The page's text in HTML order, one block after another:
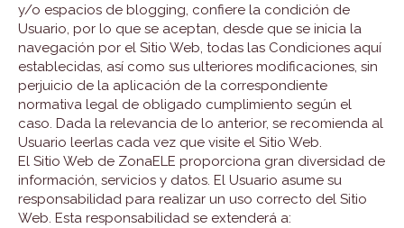
y/o espacios de blogging, confiere la condición de
Usuario, por lo que se aceptan, desde que se inicia la
navegación por el Sitio Web, todas las Condiciones aquí
establecidas, así como sus ulteriores modificaciones, sin
perjuicio de la aplicación de la correspondiente
normativa legal de obligado cumplimiento según el
caso. Dada la relevancia de lo anterior, se recomienda al
Usuario leerlas cada vez que visite el Sitio Web.
El Sitio Web de ZonaELE proporciona gran diversidad de
información, servicios y datos. El Usuario asume su
responsabilidad para realizar un uso correcto del Sitio
Web. Esta responsabilidad se extenderá a: